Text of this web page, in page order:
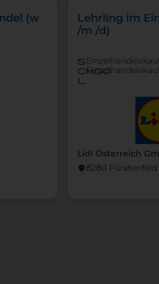
(w
Lidl Österreich
location_on8280
Lehrling im
/m /d)
s
choo
l